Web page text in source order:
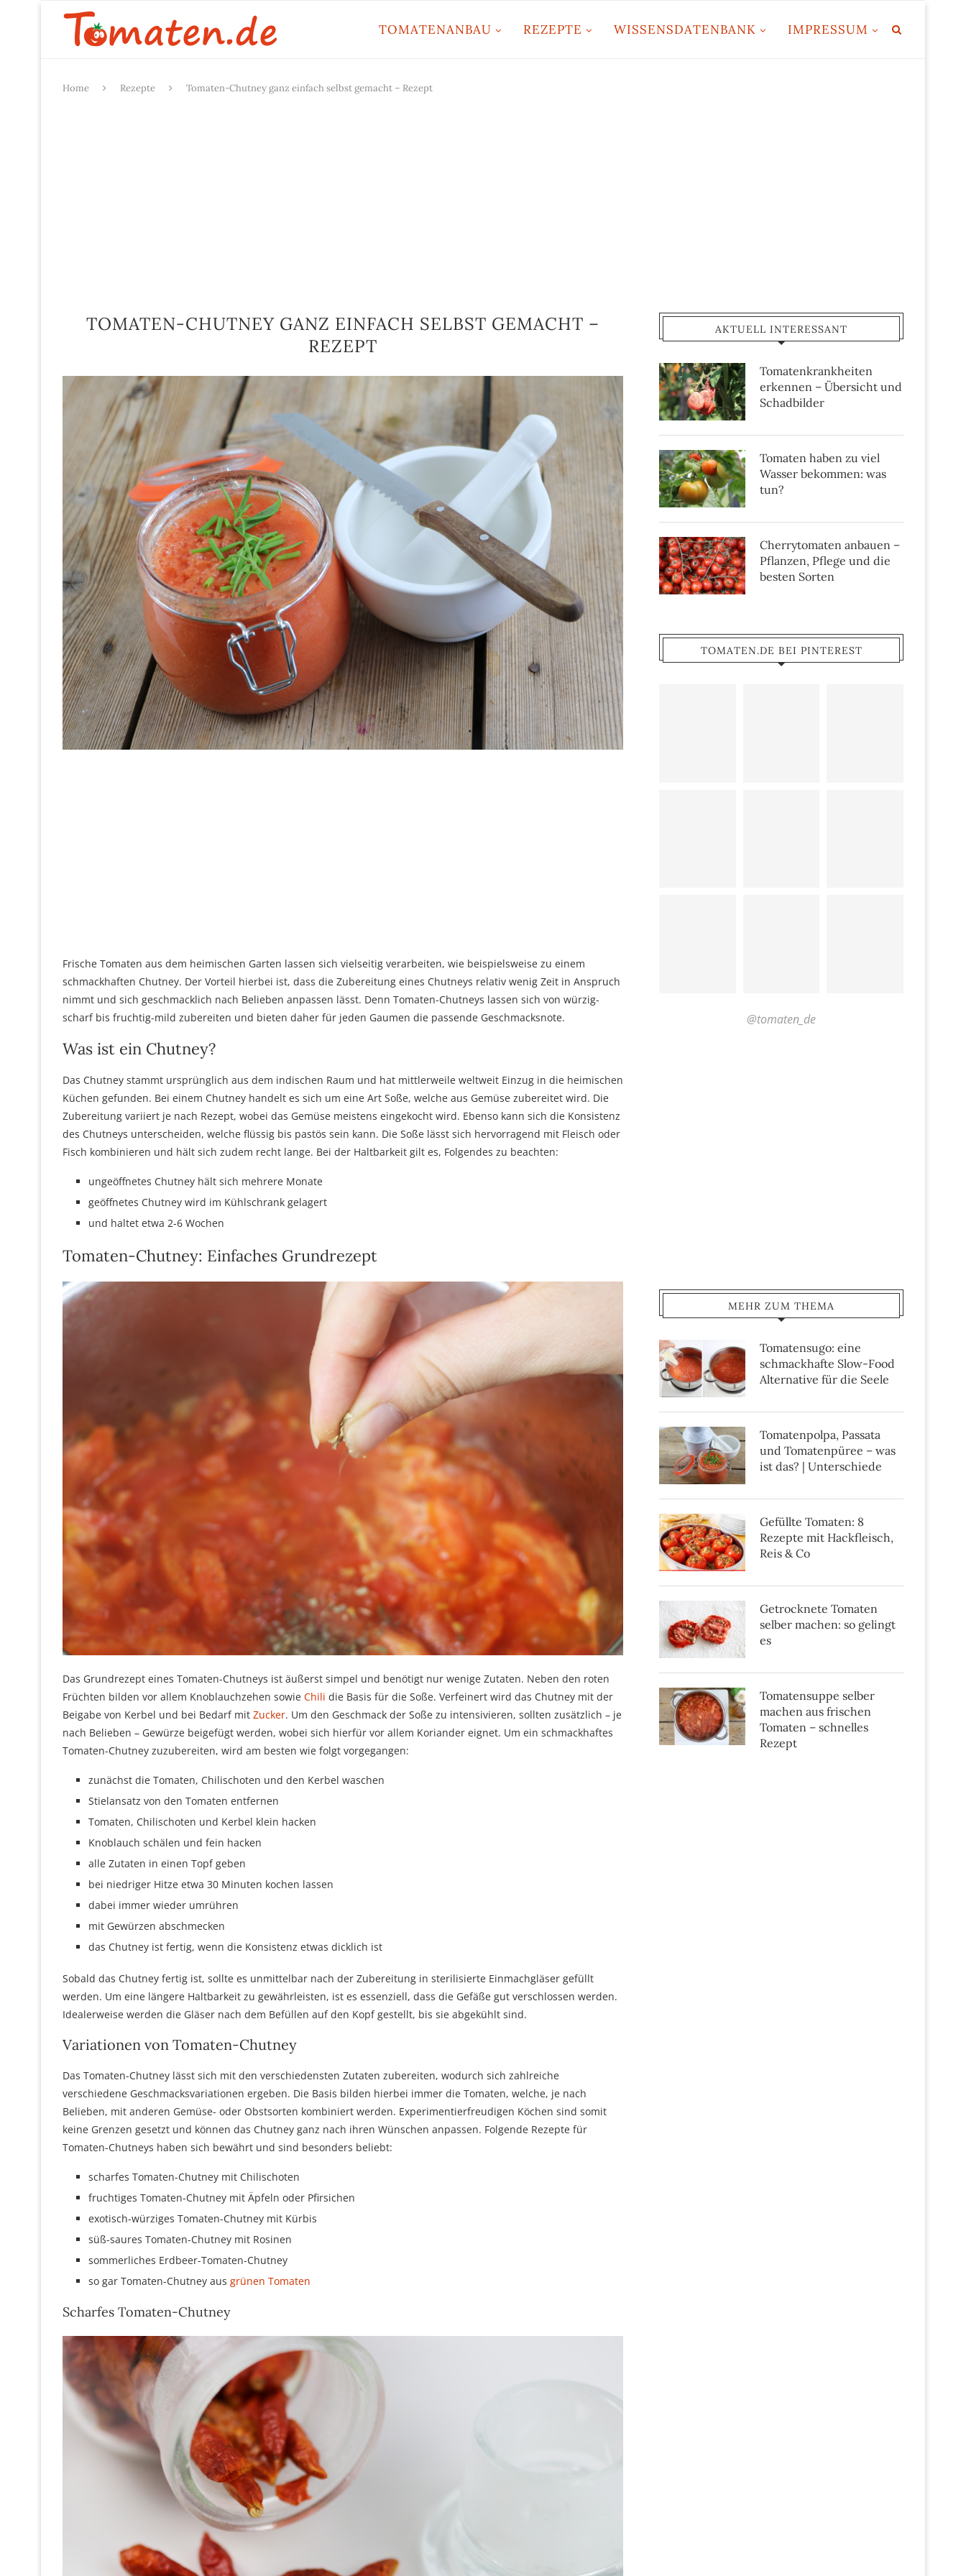
TOMATENANBAU REZEPTE WISSENSDATENBANK IMPRESSUM
Home Rezepte Tomaten-Chutney ganz einfach selbst gemacht – Rezept
TOMATEN-CHUTNEY GANZ EINFACH SELBST GEMACHT –
REZEPT
Frische Tomaten aus dem heimischen Garten lassen sich vielseitig verarbeiten, wie beispielsweise zu einem
schmackhaften Chutney. Der Vorteil hierbei ist, dass die Zubereitung eines Chutneys relativ wenig Zeit in Anspruch
nimmt und sich geschmacklich nach Belieben anpassen lässt. Denn Tomaten-Chutneys lassen sich von würzig-
scharf bis fruchtig-mild zubereiten und bieten daher für jeden Gaumen die passende Geschmacksnote.
Was ist ein Chutney?
Das Chutney stammt ursprünglich aus dem indischen Raum und hat mittlerweile weltweit Einzug in die heimischen
Küchen gefunden. Bei einem Chutney handelt es sich um eine Art Soße, welche aus Gemüse zubereitet wird. Die
Zubereitung variiert je nach Rezept, wobei das Gemüse meistens eingekocht wird. Ebenso kann sich die Konsistenz
des Chutneys unterscheiden, welche flüssig bis pastös sein kann. Die Soße lässt sich hervorragend mit Fleisch oder
Fisch kombinieren und hält sich zudem recht lange. Bei der Haltbarkeit gilt es, Folgendes zu beachten:
ungeöffnetes Chutney hält sich mehrere Monate
geöffnetes Chutney wird im Kühlschrank gelagert
und haltet etwa 2-6 Wochen
Tomaten-Chutney: Einfaches Grundrezept
Das Grundrezept eines Tomaten-Chutneys ist äußerst simpel und benötigt nur wenige Zutaten. Neben den roten
Früchten bilden vor allem Knoblauchzehen sowie Chili die Basis für die Soße. Verfeinert wird das Chutney mit der
Beigabe von Kerbel und bei Bedarf mit Zucker. Um den Geschmack der Soße zu intensivieren, sollten zusätzlich – je
nach Belieben – Gewürze beigefügt werden, wobei sich hierfür vor allem Koriander eignet. Um ein schmackhaftes
Tomaten-Chutney zuzubereiten, wird am besten wie folgt vorgegangen:
zunächst die Tomaten, Chilischoten und den Kerbel waschen
Stielansatz von den Tomaten entfernen
Tomaten, Chilischoten und Kerbel klein hacken
Knoblauch schälen und fein hacken
alle Zutaten in einen Topf geben
bei niedriger Hitze etwa 30 Minuten kochen lassen
dabei immer wieder umrühren
mit Gewürzen abschmecken
das Chutney ist fertig, wenn die Konsistenz etwas dicklich ist
Sobald das Chutney fertig ist, sollte es unmittelbar nach der Zubereitung in sterilisierte Einmachgläser gefüllt
werden. Um eine längere Haltbarkeit zu gewährleisten, ist es essenziell, dass die Gefäße gut verschlossen werden.
Idealerweise werden die Gläser nach dem Befüllen auf den Kopf gestellt, bis sie abgekühlt sind.
Variationen von Tomaten-Chutney
Das Tomaten-Chutney lässt sich mit den verschiedensten Zutaten zubereiten, wodurch sich zahlreiche
verschiedene Geschmacksvariationen ergeben. Die Basis bilden hierbei immer die Tomaten, welche, je nach
Belieben, mit anderen Gemüse- oder Obstsorten kombiniert werden. Experimentierfreudigen Köchen sind somit
keine Grenzen gesetzt und können das Chutney ganz nach ihren Wünschen anpassen. Folgende Rezepte für
Tomaten-Chutneys haben sich bewährt und sind besonders beliebt:
scharfes Tomaten-Chutney mit Chilischoten
fruchtiges Tomaten-Chutney mit Äpfeln oder Pfirsichen
exotisch-würziges Tomaten-Chutney mit Kürbis
süß-saures Tomaten-Chutney mit Rosinen
sommerliches Erdbeer-Tomaten-Chutney
so gar Tomaten-Chutney aus grünen Tomaten
Scharfes Tomaten-Chutney
AKTUELL INTERESSANT
Tomatenkrankheiten
erkennen – Übersicht und
Schadbilder
Tomaten haben zu viel
Wasser bekommen: was
tun?
Cherrytomaten anbauen –
Pflanzen, Pflege und die
besten Sorten
TOMATEN.DE BEI PINTEREST
@tomaten_de
MEHR ZUM THEMA
Tomatensugo: eine
schmackhafte Slow-Food
Alternative für die Seele
Tomatenpolpa, Passata
und Tomatenpüree – was
ist das? | Unterschiede
Gefüllte Tomaten: 8
Rezepte mit Hackfleisch,
Reis & Co
Getrocknete Tomaten
selber machen: so gelingt
es
Tomatensuppe selber
machen aus frischen
Tomaten – schnelles
Rezept